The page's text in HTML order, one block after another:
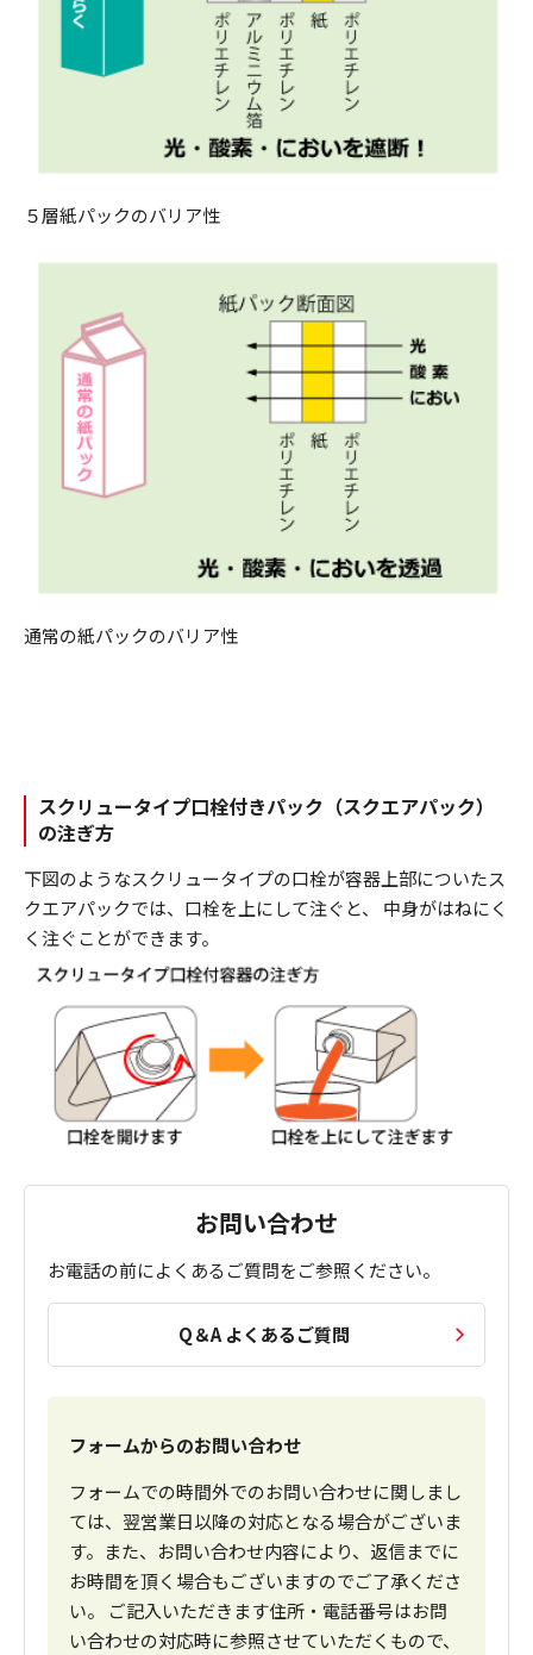
５層紙パックのバリア性
通常の紙パックのバリア性
スクリュータイプ口栓付きパック（スクエアパック）
の注ぎ方
下図のようなスクリュータイプの口栓が容器上部についたス
クエアパックでは、口栓を上にして注ぐと、 中身がはねにく
く注ぐことができます。
お問い合わせ
お電話の前によくあるご質問をご参照ください。
Q＆A よくあるご質問
フォームからのお問い合わせ
フォームでの時間外でのお問い合わせに関しまし
ては、翌営業日以降の対応となる場合がございま
す。また、お問い合わせ内容により、返信までに
お時間を頂く場合もございますのでご了承くださ
い。 ご記入いただきます住所・電話番号はお問
い合わせの対応時に参照させていただくもので、